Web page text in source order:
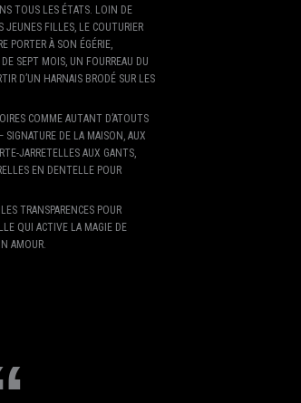
TOUS LES ÉTATS. LOIN DE
JEUNES FILLES, LE COUTURIER
PORTER À SON ÉGÉRIE,
SEPT MOIS, UN FOURREAU DU
D’UN HARNAIS BRODÉ SUR LES
COMME AUTANT D’ATOUTS
SIGNATURE DE LA MAISON, AUX
JARRETELLES AUX GANTS,
EN DENTELLE POUR
TRANSPARENCES POUR
QUI ACTIVE LA MAGIE DE
AMOUR.